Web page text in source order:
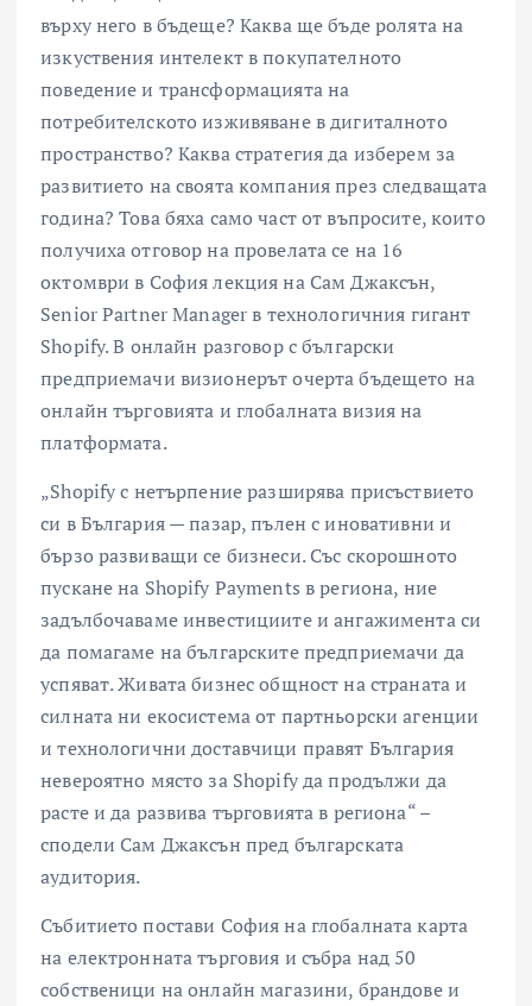
върху него в бъдеще? Каква ще бъде ролята на
изкуствения интелект в покупателното
поведение и трансформацията на
потребителското изживяване в дигиталното
пространство? Каква стратегия да изберем за
развитието на своята компания през следващата
година? Това бяха само част от въпросите, които
получиха отговор на провелата се на 16
октомври в София лекция на Сам Джаксън,
Senior Partner Manager в технологичния гигант
Shopify. В онлайн разговор с български
предприемачи визионерът очерта бъдещето на
онлайн търговията и глобалната визия на
платформата.
„Shopify с нетърпение разширява присъствието
си в България — пазар, пълен с иновативни и
бързо развиващи се бизнеси. Със скорошното
пускане на Shopify Payments в региона, ние
задълбочаваме инвестициите и ангажимента си
да помагаме на българските предприемачи да
успяват. Живата бизнес общност на страната и
силната ни екосистема от партньорски агенции
и технологични доставчици правят България
невероятно място за Shopify да продължи да
расте и да развива търговията в региона“ –
сподели Сам Джаксън пред българската
аудитория.
Събитието постави София на глобалната карта
на електронната търговия и събра над 50
собственици на онлайн магазини, брандове и